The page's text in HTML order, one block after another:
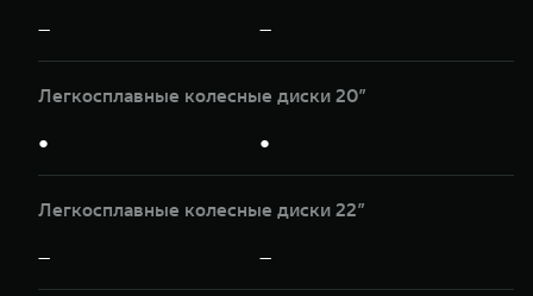
— —
Легкосплавные колесные диски 20”
● ●
Легкосплавные колесные диски 22”
— —